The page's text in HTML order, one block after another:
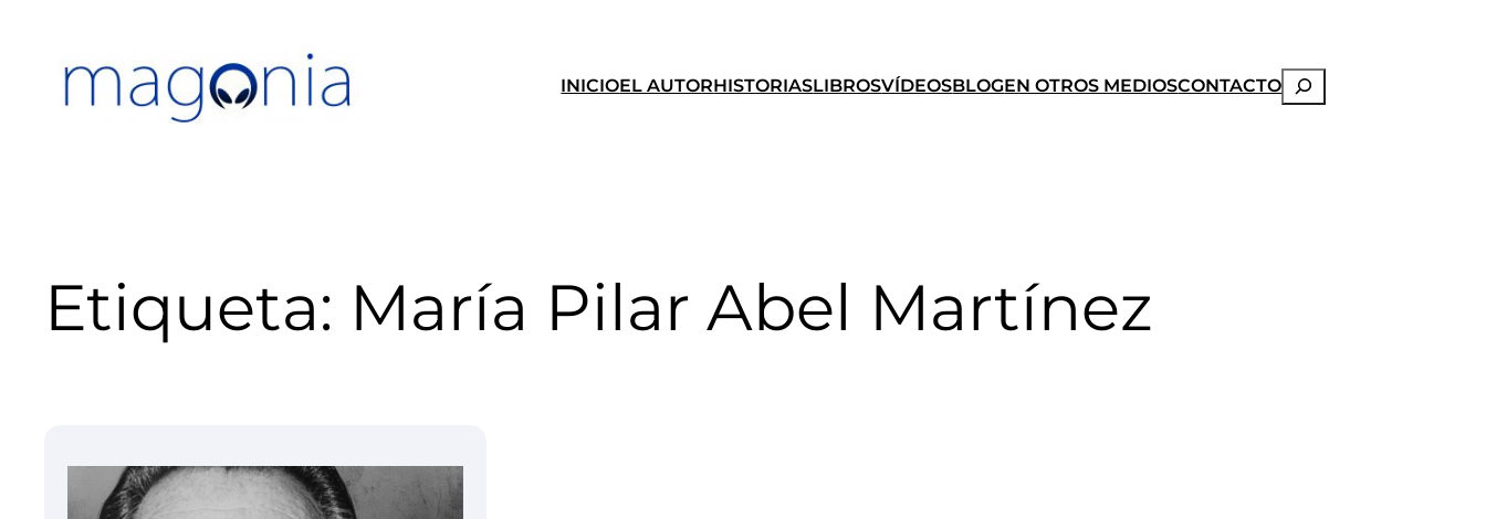
contenido
INICIOEL AUTORHISTORIASLIBROSVÍDEOSBLOGEN OTROS MEDIOSCONTACTOBuscar
Etiqueta: María Pilar Abel Martínez